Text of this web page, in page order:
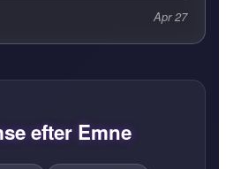
Apr 27
efter Emne